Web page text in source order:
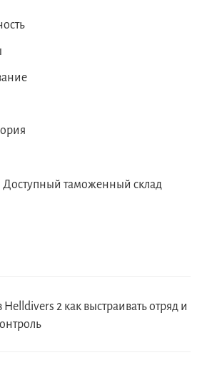
Доступный таможенный склад
Helldivers 2 как выстраивать отряд и